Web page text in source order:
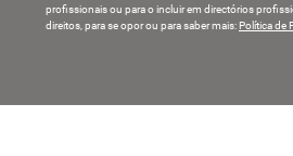
profissionais ou para o incluir em directórios
direitos, para se opor ou para saber mais:Política de